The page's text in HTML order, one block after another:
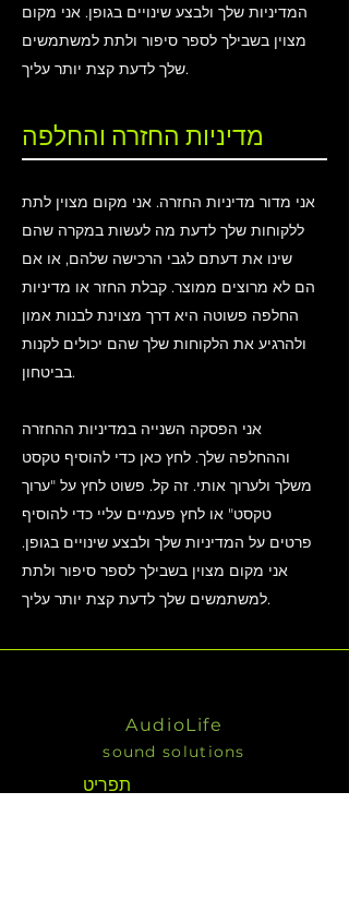
המדיניות שלך ולבצע שינויים בגופן. אני מקום
מצוין בשבילך לספר סיפור ולתת למשתמשים
שלך לדעת קצת יותר עליך.
מדיניות החזרה והחלפה
אני מדור מדיניות החזרה. אני מקום מצוין לתת
ללקוחות שלך לדעת מה לעשות במקרה שהם
שינו את דעתם לגבי הרכישה שלהם, או אם
הם לא מרוצים ממוצר. קבלת החזר או מדיניות
החלפה פשוטה היא דרך מצוינת לבנות אמון
ולהרגיע את הלקוחות שלך שהם יכולים לקנות
בביטחון.
אני הפסקה השנייה במדיניות ההחזרה
וההחלפה שלך. לחץ כאן כדי להוסיף טקסט
משלך ולערוך אותי. זה קל. פשוט לחץ על "ערוך
טקסט" או לחץ פעמיים עליי כדי להוסיף
פרטים על המדיניות שלך ולבצע שינויים בגופן.
אני מקום מצוין בשבילך לספר סיפור ולתת
למשתמשים שלך לדעת קצת יותר עליך.
AudioLife
sound solutions
תפריט